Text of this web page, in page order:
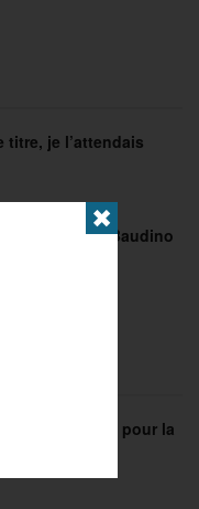
titre, je l’attendais
de Baudino
de l’innovation pour la
✖